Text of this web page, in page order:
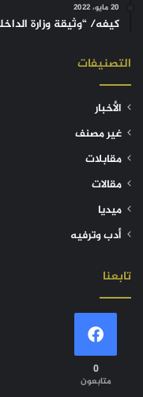
20 مايو، 2022
كيفه/ “وثيقة وزارة
التصنيفات
الأخبار
غير مصنف
مقابلات
مقالات
ميديا
أدب وترفيه
تابعنا
0
متابعون